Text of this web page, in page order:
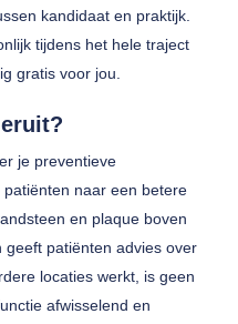
kandidaat en praktijk.
tijdens het hele traject
gratis voor jou.
je preventieve
naar een betere
en plaque boven
geeft patiënten advies over
locaties werkt, is geen
afwisselend en